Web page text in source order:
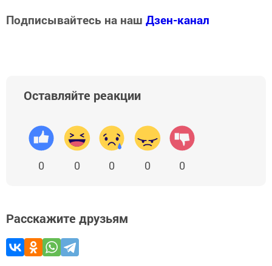
Подписывайтесь на наш Дзен-канал
Оставляйте реакции
0 0 0 0 0
Расскажите друзьям